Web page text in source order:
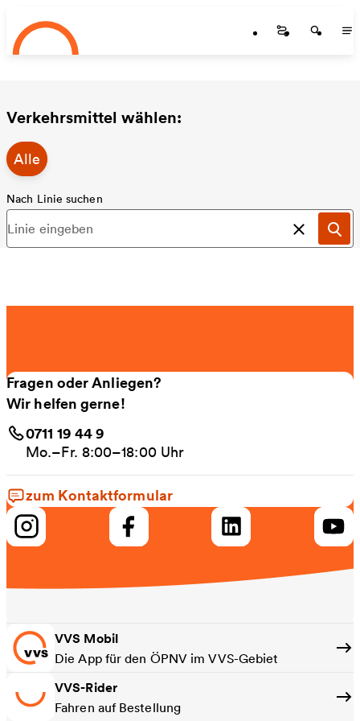
Zum Hauptinhalt springen
Startseite
Verkehrsmittel wählen:
Alle
Nach Linie suchen
Suche
Fragen oder Anliegen?
Wir helfen gerne!
0711 19 44 9
Mo.–Fr. 8:00–18:00 Uhr
zum Kontaktformular
VVS Mobil
Die App für den ÖPNV im VVS-Gebiet
VVS-Rider
Fahren auf Bestellung